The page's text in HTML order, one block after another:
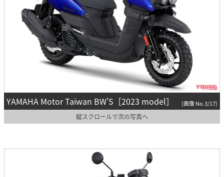
YAMAHA Motor Taiwan BW’S［2023 model］ (画像 No.3/17)
縦スクロールで次の写真へ